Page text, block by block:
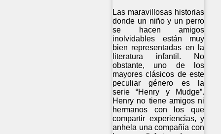
Las maravillosas historias
donde un niño y un perro
se hacen amigos
inolvidables están muy
bien representadas en la
literatura infantil. No
obstante, uno de los
mayores clásicos de este
peculiar género es la
serie “Henry y Mudge”.
Henry no tiene amigos ni
hermanos con los que
compartir experiencias, y
anhela una compañía con